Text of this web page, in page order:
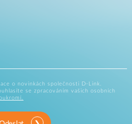
o novinkách společnosti D-Link.
se zpracováním vašich osobních